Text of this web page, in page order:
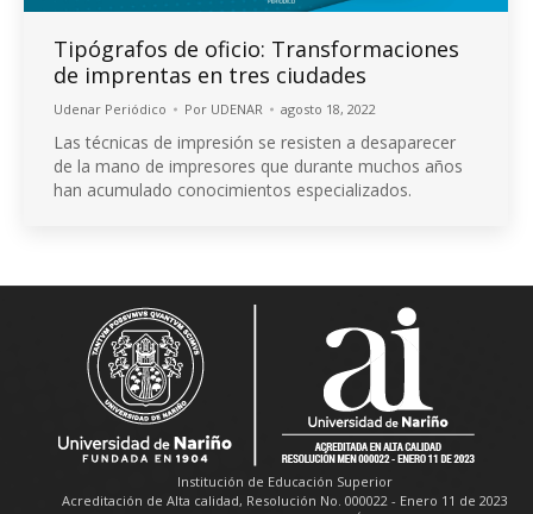
Tipógrafos de oficio: Transformaciones
de imprentas en tres ciudades
Udenar Periódico Por UDENAR agosto 18, 2022
Las técnicas de impresión se resisten a desaparecer
de la mano de impresores que durante muchos años
han acumulado conocimientos especializados.
Institución de Educación Superior
Acreditación de Alta calidad, Resolución No. 000022 - Enero 11 de 2023